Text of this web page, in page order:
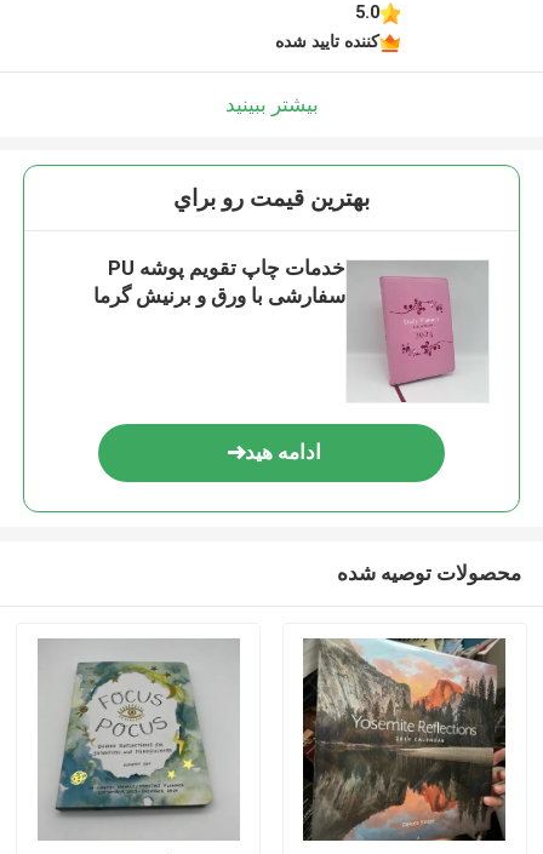
5.0
کننده تایید شده
بیشتر ببینید
بهترين قيمت رو براي
خدمات چاپ تقویم پوشه PU
سفارشی با ورق و برنیش گرما
ادامه هید
محصولات توصیه شده